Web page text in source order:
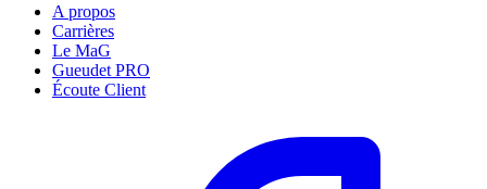
A propos
Carrières
Le MaG
Gueudet PRO
Écoute Client